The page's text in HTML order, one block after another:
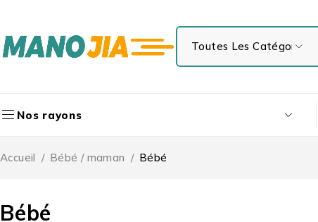
Nos rayons
Bébé
Accueil / Bébé / maman / Bébé